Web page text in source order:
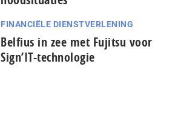
FINANCIËLE DIENSTVERLENING
Belfius in zee met Fujitsu voor
Sign’IT-technologie